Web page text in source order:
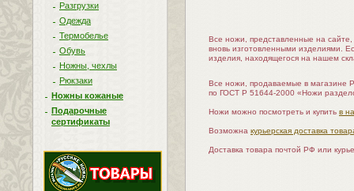
Разгрузки
Одежда
Термобелье
Обувь
Ножны, чехлы
Рюкзаки
Ножны кожаные
Подарочные
сертификаты
Все ножи, представленные на
вновь изготовленными изделиями.
изделия, находящегося на нашем
Все ножи, продаваемые в магазине
по ГОСТ Р 51644-2000 «Ножи
Ножи можно посмотреть и купить в
Возможна курьерская доставка
Доставка товара почтой РФ или